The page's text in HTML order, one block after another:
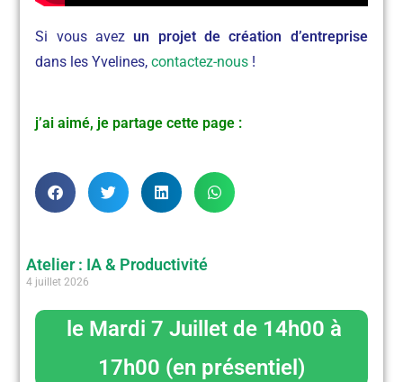
Si vous avezun projet de création d’entreprise
dans les Yvelines,contactez-nous !
j’ai aimé, je partage cette page :
Atelier : IA & Productivité
4 juillet 2026
le Mardi 7 Juillet de 14h00 à
17h00 (en présentiel)